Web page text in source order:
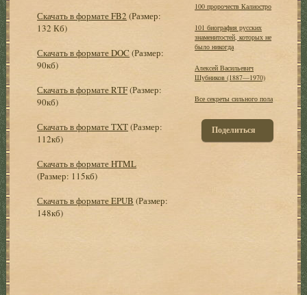
Скачать в формате FB2 (Размер:
132 Кб)
Скачать в формате DOC (Размер:
90кб)
Скачать в формате RTF(Размер:
90кб)
Скачать в формате TXT(Размер:
112кб)
Скачать в формате HTML
(Размер: 115кб)
Скачать в формате EPUB (Размер:
148кб)
100 пророчеств Калиостро
101 биография русских
знаменитостей, которых не
было никогда
Алексей Васильевич
Шубников (1887—1970)
Все секреты сильного пола
Поделиться